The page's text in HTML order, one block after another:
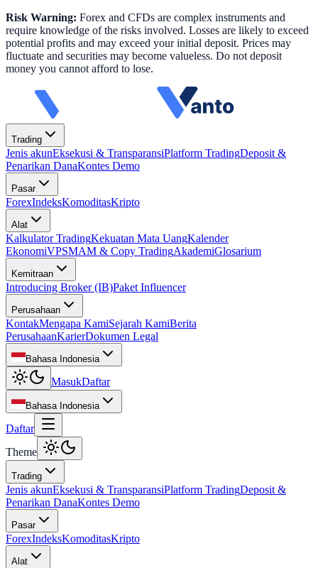
Risk Warning: Forex and CFDs are complex instruments and
require knowledge of the risks involved. Losses are likely to exceed
potential profits and may exceed your initial deposit. Prices may
fluctuate and securities may become valueless. Do not deposit
money you cannot afford to lose.
Trading
Jenis akunEksekusi & TransparansiPlatform TradingDeposit &
Penarikan DanaKontes Demo
Pasar
ForexIndeksKomoditasKripto
Alat
Kalkulator TradingKekuatan Mata UangKalender
EkonomiVPSMAM & Copy TradingAkademiGlosarium
Kemitraan
Introducing Broker (IB)Paket Influencer
Perusahaan
KontakMengapa KamiSejarah KamiBerita
PerusahaanKarierDokumen Legal
Bahasa Indonesia
MasukDaftar
Bahasa Indonesia
Daftar
Theme
Trading
Jenis akunEksekusi & TransparansiPlatform TradingDeposit &
Penarikan DanaKontes Demo
Pasar
ForexIndeksKomoditasKripto
Alat